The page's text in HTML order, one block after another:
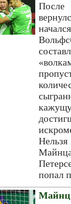
После
попал
Майнц